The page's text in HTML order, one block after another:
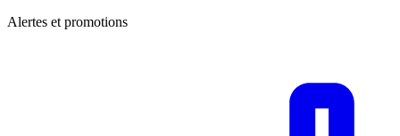
Alertes et promotions